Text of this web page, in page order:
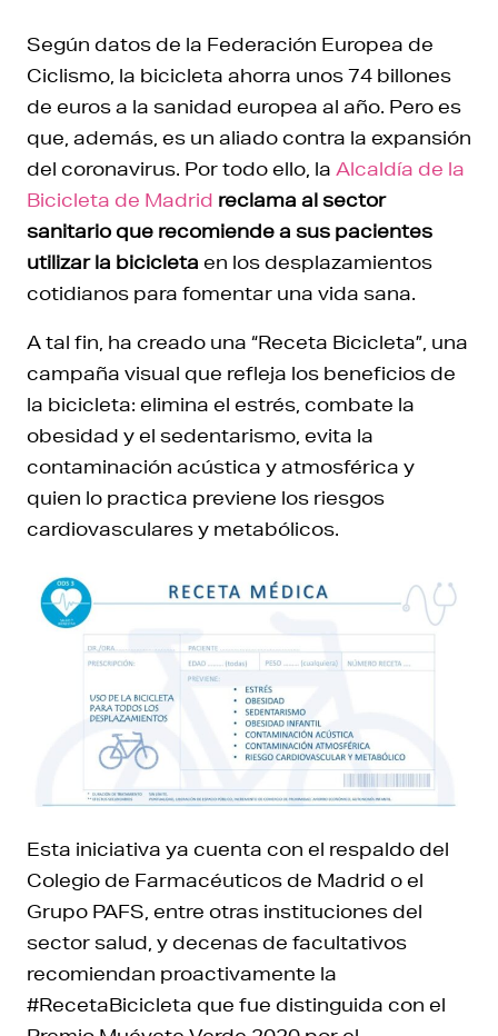
Según datos de la Federación Europea de
Ciclismo, la bicicleta ahorra unos 74 billones
de euros a la sanidad europea al año. Pero es
que, además, es un aliado contra la expansión
del coronavirus. Por todo ello, la Alcaldía de la
Bicicleta de Madrid reclama al sector
sanitario que recomiende a sus pacientes
utilizar la bicicleta en los desplazamientos
cotidianos para fomentar una vida sana.
A tal fin, ha creado una “Receta Bicicleta”, una
campaña visual que refleja los beneficios de
la bicicleta: elimina el estrés, combate la
obesidad y el sedentarismo, evita la
contaminación acústica y atmosférica y
quien lo practica previene los riesgos
cardiovasculares y metabólicos.
Esta iniciativa ya cuenta con el respaldo del
Colegio de Farmacéuticos de Madrid o el
Grupo PAFS, entre otras instituciones del
sector salud, y decenas de facultativos
recomiendan proactivamente la
#RecetaBicicleta que fue distinguida con el